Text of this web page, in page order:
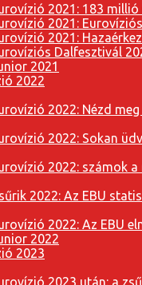
2021: 183
2021:
2021:
Dalfesztivál
2021
2022
2022: Nézd
2022: Sokan
2022: számok
2022: Az EBU
2022: Az EBU
2022
2023
2023 után: a